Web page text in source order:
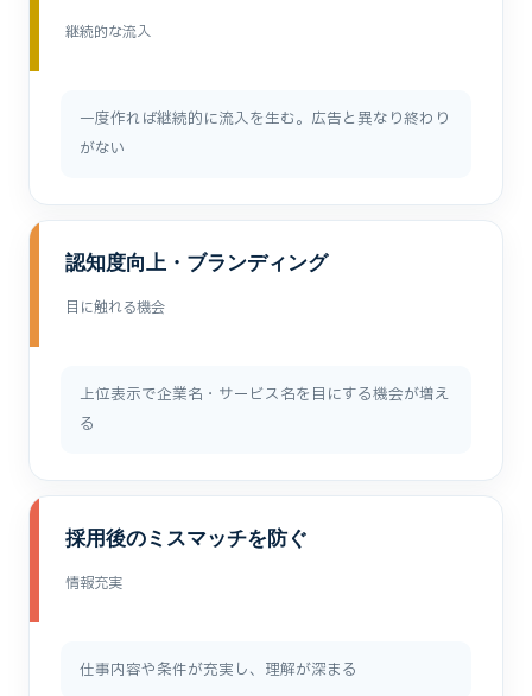
継続的な流入
一度作れば継続的に流入を生む。広告と異なり終わり
がない
認知度向上・ブランディング
目に触れる機会
上位表示で企業名・サービス名を目にする機会が増え
る
採用後のミスマッチを防ぐ
情報充実
仕事内容や条件が充実し、理解が深まる